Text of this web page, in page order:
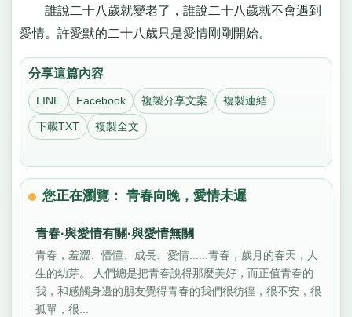
誰說二十八歲就變老了，誰說二十八歲就不會遇到
愛情。許愛默的二十八歲只是愛情剛剛開始。
分享這篇內容
LINE Facebook 複製分享文案 複製連結
下載TXT 複製全文
您正在瀏覽： 青春向晚，愛情未遲
青春·與愛情有關·與愛情無關
青春，羞澀、懵懂、成長、愛情......青春，歲月的春天，人
生的幼芽。 人們總是把青春說得那麼美好，而正值青春的
我，和感觸身邊的朋友覺得青春的我們很彷徨，很不安，很
孤單，很...